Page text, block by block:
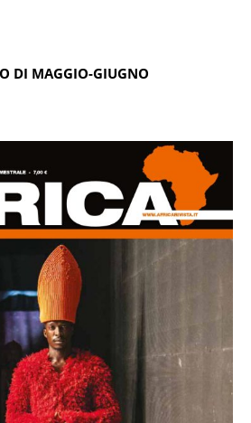
DI MAGGIO-GIUGNO